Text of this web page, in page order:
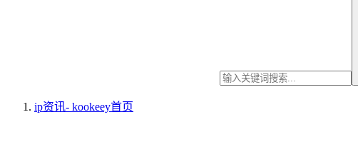
ip资讯- kookeey首页